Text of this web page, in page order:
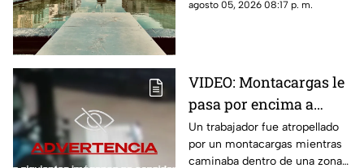
momentos de la historia de la
agosto 05, 2026 08:17 p. m.
VIDEO: Montacargas le
pasa por encima a
trabajador dentro de
una bodega
Un trabajador fue atropellado
por un montacargas mientras
caminaba dentro de una zona